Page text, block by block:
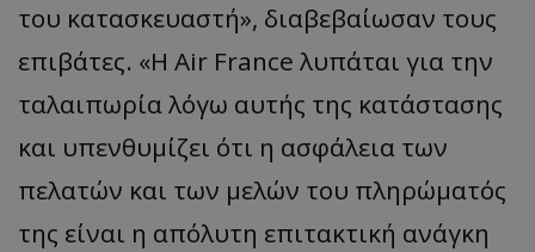
του κατασκευαστή», διαβεβαίωσαν τους
επιβάτες. «Η Air France λυπάται για την
ταλαιπωρία λόγω αυτής της κατάστασης
και υπενθυμίζει ότι η ασφάλεια των
πελατών και των μελών του πληρώματός
της είναι η απόλυτη επιτακτική ανάγκη